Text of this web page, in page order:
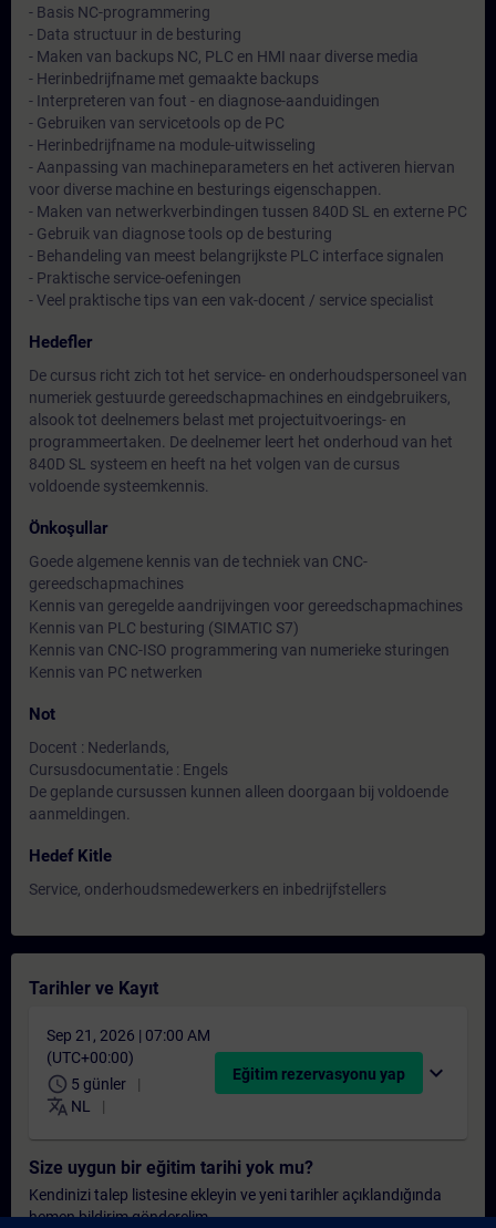
- Basis NC-programmering
- Data structuur in de besturing
- Maken van backups NC, PLC en HMI naar diverse media
- Herinbedrijfname met gemaakte backups
- Interpreteren van fout - en diagnose-aanduidingen
- Gebruiken van servicetools op de PC
- Herinbedrijfname na module-uitwisseling
- Aanpassing van machineparameters en het activeren hiervan
voor diverse machine en besturings eigenschappen.
- Maken van netwerkverbindingen tussen 840D SL en externe PC
- Gebruik van diagnose tools op de besturing
- Behandeling van meest belangrijkste PLC interface signalen
- Praktische service-oefeningen
- Veel praktische tips van een vak-docent / service specialist
Hedefler
De cursus richt zich tot het service- en onderhoudspersoneel van
numeriek gestuurde gereedschapmachines en eindgebruikers,
alsook tot deelnemers belast met projectuitvoerings- en
programmeertaken. De deelnemer leert het onderhoud van het
840D SL systeem en heeft na het volgen van de cursus
voldoende systeemkennis.
Önkoşullar
Goede algemene kennis van de techniek van CNC-
gereedschapmachines
Kennis van geregelde aandrijvingen voor gereedschapmachines
Kennis van PLC besturing (SIMATIC S7)
Kennis van CNC-ISO programmering van numerieke sturingen
Kennis van PC netwerken
Not
Docent : Nederlands,
Cursusdocumentatie : Engels
De geplande cursussen kunnen alleen doorgaan bij voldoende
aanmeldingen.
Hedef Kitle
Service, onderhoudsmedewerkers en inbedrijfstellers
Tarihler ve Kayıt
Sep 21, 2026 | 07:00 AM
(UTC+00:00)
schedule 5 günler
translate NL
Eğitim rezervasyonu yap expand_more
Size uygun bir eğitim tarihi yok mu?
Kendinizi talep listesine ekleyin ve yeni tarihler açıklandığında
hemen bildirim gönderelim.